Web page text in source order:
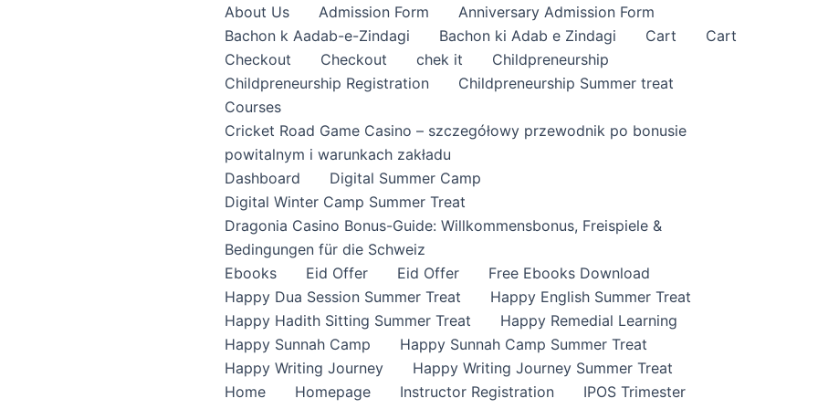
About Us Admission Form
Anniversary Admission Form
Bachon k Aadab-e-Zindagi
Bachon ki Adab e Zindagi Cart
Cart
Checkout
Checkout chek it
Childpreneurship
Childpreneurship Registration
Childpreneurship Summer treat
Courses
Cricket Road Game Casino – szczegółowy przewodnik po bonusie
powitalnym i warunkach zakładu
Dashboard
Digital Summer Camp
Digital Winter Camp Summer Treat
Dragonia Casino Bonus-Guide: Willkommensbonus, Freispiele &
Bedingungen für die Schweiz
Ebooks
Eid Offer Eid Offer
Free Ebooks Download
Happy Dua Session Summer Treat
Happy English Summer Treat
Happy Hadith Sitting Summer Treat
Happy Remedial Learning
Happy Sunnah Camp
Happy Sunnah Camp Summer Treat
Happy Writing Journey
Happy Writing Journey Summer Treat
Home
Homepage Instructor Registration
IPOS Trimester